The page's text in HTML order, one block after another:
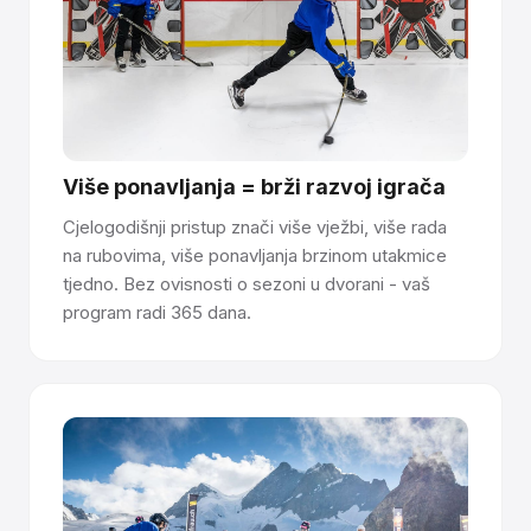
Imate pitanja o tome kako sintetički led
funkcionira? Razgovarajte s našim timom →
Više ponavljanja = brži razvoj igrača
Cjelogodišnji pristup znači više vježbi, više rada
na rubovima, više ponavljanja brzinom utakmice
tjedno. Bez ovisnosti o sezoni u dvorani - vaš
program radi 365 dana.